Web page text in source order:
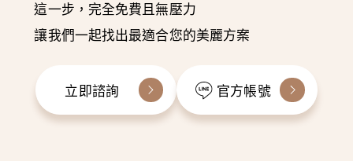
這一步，完全免費且無壓力
讓我們一起找出最適合您的美麗方案
立即諮詢 官方帳號